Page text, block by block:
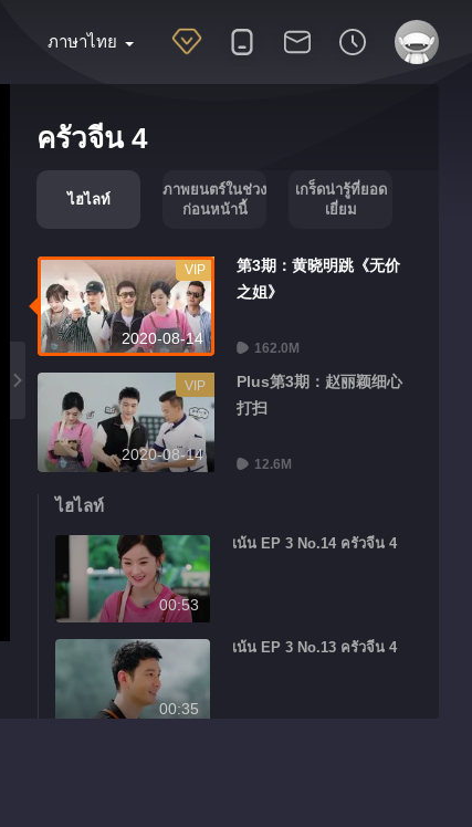
ภาษาไทย
ครัวจีน 4
ไฮไลท์
ภาพยนตร์ในช่วง
ก่อนหน้านี้
เกร็ดน่ารู้ที่ยอด
เยี่ยม
2020-08-14
VIP
第3期：黄晓明跳《无价
之姐》
162.0M
2020-08-14
VIP
Plus第3期：赵丽颖细心
打扫
12.6M
ไฮไลท์
00:53
เน้น EP 3 No.14 ครัวจีน 4
00:35
เน้น EP 3 No.13 ครัวจีน 4